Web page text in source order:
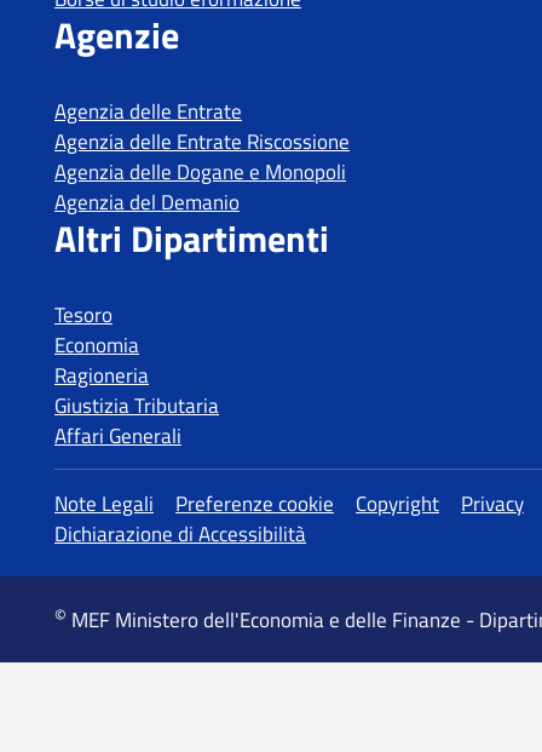
Tesoro
Economia
Ragioneria
Giustizia Tributaria
Affari Generali
MEF Ministero dell'Economia e delle Finanze -